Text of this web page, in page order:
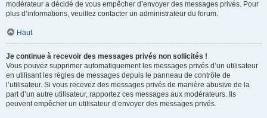
modérateur a décidé de vous empêcher d’envoyer des messages privés. Pour
plus d’informations, veuillez contacter un administrateur du forum.
Haut
Je continue à recevoir des messages privés non sollicités !
Vous pouvez supprimer automatiquement les messages privés d’un utilisateur
en utilisant les règles de messages depuis le panneau de contrôle de
l’utilisateur. Si vous recevez des messages privés de manière abusive de la
part d’un autre utilisateur, rapportez ces messages aux modérateurs. Ils
peuvent empêcher un utilisateur d’envoyer des messages privés.